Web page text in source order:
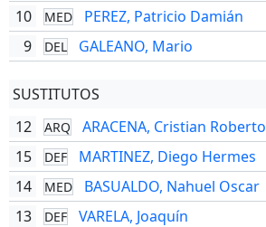
10 MED
PEREZ, Patricio Damián
9
DEL GALEANO, Mario
SUSTITUTOS
12
ARQ
ARACENA, Cristian Roberto
15
DEF
MARTINEZ, Diego Hermes
14
MED
BASUALDO, Nahuel Oscar
13
DEF
VARELA, Joaquín